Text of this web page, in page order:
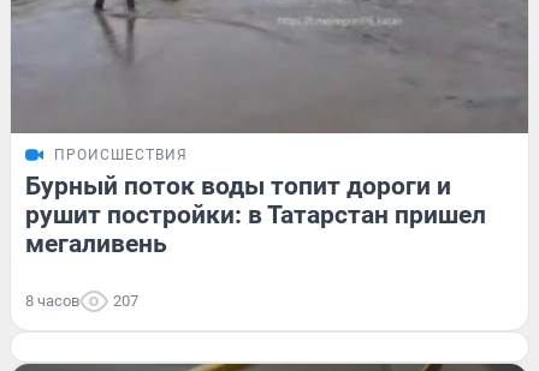
ПРОИСШЕСТВИЯ
Бурный поток воды топит дороги и
рушит постройки: в Татарстан пришел
мегаливень
8 часов 207